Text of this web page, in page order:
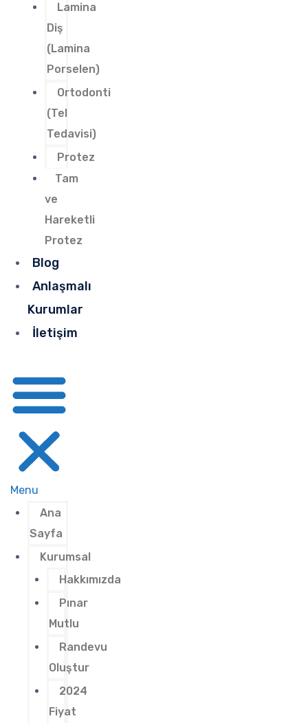
Lamina
Diş
(Lamina
Porselen)
Ortodonti
(Tel
Tedavisi)
Protez
Tam
ve
Hareketli
Protez
Blog
Anlaşmalı
Kurumlar
İletişim
Menu
Ana
Sayfa
Kurumsal
Hakkımızda
Pınar
Mutlu
Randevu
Oluştur
2024
Fiyat